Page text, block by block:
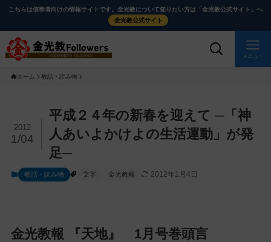
コ
ー
こちらは信奉者向けの情報サイトです。金光教について知りたい方は「金光教公式サイト」へ
金光教公式サイト
メニュー
ホーム 教話・読み物
イ
ン
ン
を
平成２４年の新春を迎えて ─「神
人あいよかけよの生活運動」が発
足─
2012
1/04
教話・読み物 文字 金光教報 2012年1月4日
金光教報 『天地』 1月号巻頭言